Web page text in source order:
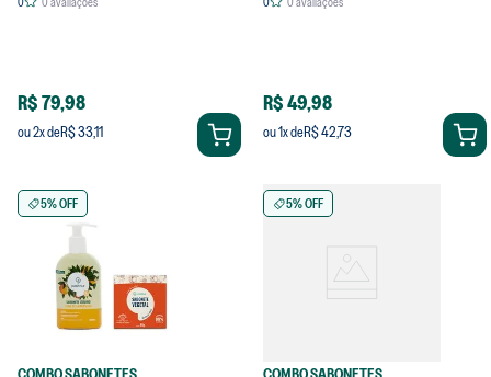
R$ 79,98
ou2x deR$ 33,11
R$ 49,98
ou1x deR$ 42,73
5% OFF 5% OFF